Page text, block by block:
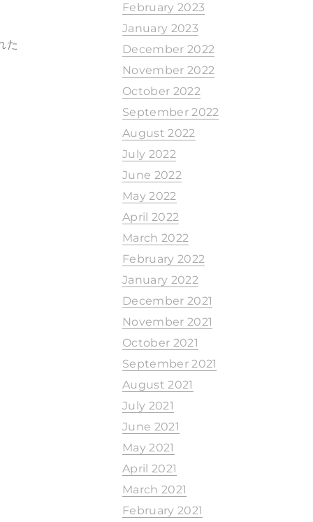
た
February 2023
January 2023
December 2022
November 2022
October 2022
September 2022
August 2022
July 2022
June 2022
May 2022
April 2022
March 2022
February 2022
January 2022
December 2021
November 2021
October 2021
September 2021
August 2021
July 2021
June 2021
May 2021
April 2021
March 2021
February 2021